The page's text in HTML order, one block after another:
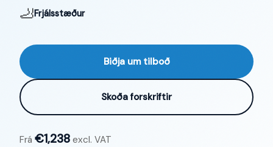
🦶Frjálsstæður
Biðja um tilboð
Skoða forskriftir
Frá €1,238 excl. VAT